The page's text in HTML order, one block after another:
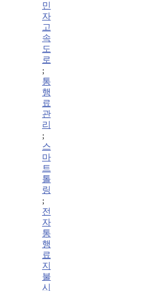
민
자
고
속
도
로
;
통
행
료
관
리
;
스
마
트
톨
링
;
전
자
통
행
료
지
불
시